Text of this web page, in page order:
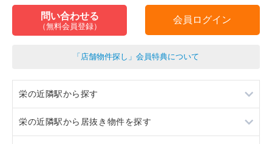
問い合わせる
（無料会員登録）
会員ログイン
「店舗物件探し」会員特典について
栄の近隣駅から探す
矢場町
栄の近隣駅から居抜き物件を探す